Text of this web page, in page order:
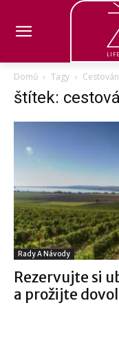
Domů Tagy
štítek:
Rady A Návody
Rezervujte si
a prožijte